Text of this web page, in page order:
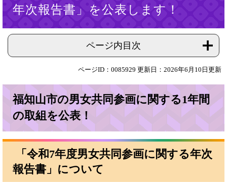
年次報告書」を公表します！
ページ内目次
ページID：0085929 更新日：2026年6月10日更新
福知山市の男女共同参画に関する1年間
の取組を公表！​
「令和7年度男女共同参画に関する年次
報告書」について